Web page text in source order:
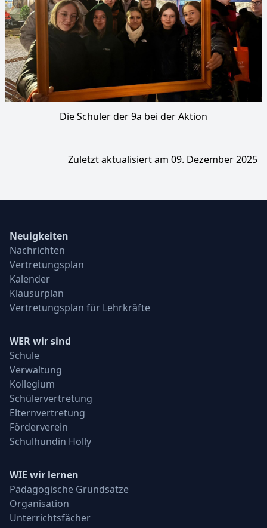
Die Schüler der 9a bei der Aktion
Zuletzt aktualisiert am 09. Dezember 2025
Neuigkeiten
Nachrichten
Vertretungsplan
Kalender
Klausurplan
Vertretungsplan für Lehrkräfte
WER wir sind
Schule
Verwaltung
Kollegium
Schülervertretung
Elternvertretung
Förderverein
Schulhündin Holly
WIE wir lernen
Pädagogische Grundsätze
Organisation
Unterrichtsfächer